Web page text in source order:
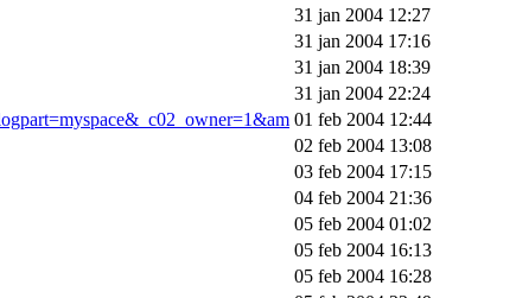
31 jan 2004 12:27
31 jan 2004 17:16
31 jan 2004 18:39
31 jan 2004 22:24
01 feb 2004 12:44
02 feb 2004 13:08
03 feb 2004 17:15
04 feb 2004 21:36
05 feb 2004 01:02
05 feb 2004 16:13
05 feb 2004 16:28